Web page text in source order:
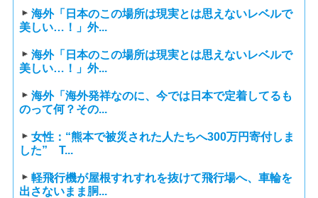
海外「日本のこの場所は現実とは思えないレベルで
美しい…！」外...
海外「日本のこの場所は現実とは思えないレベルで
美しい…！」外...
海外「海外発祥なのに、今では日本で定着してるも
のって何？その...
女性：“熊本で被災された人たちへ300万円寄付しま
した” T...
軽飛行機が屋根すれすれを抜けて飛行場へ、車輪を
出さないまま胴...